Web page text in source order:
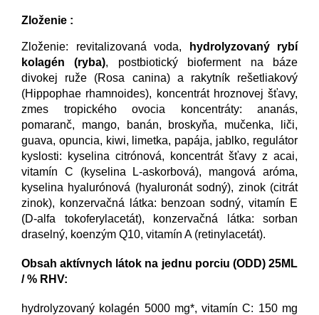
Zloženie :
Zloženie: revitalizovaná voda,
hydrolyzovaný rybí
kolagén
(ryba), postbiotický bioferment na báze
divokej ruže (Rosa canina) a rakytník rešetliakový
(Hippophae rhamnoides), koncentrát hroznovej šťavy,
zmes tropického ovocia koncentráty: ananás,
pomaranč, mango, banán, broskyňa, mučenka, liči,
guava, opuncia, kiwi, limetka, papája, jablko, regulátor
kyslosti: kyselina citrónová, koncentrát šťavy z acai,
vitamín C (kyselina L-askorbová), mangová aróma,
kyselina hyalurónová (hyaluronát sodný), zinok (citrát
zinok), konzervačná látka: benzoan sodný, vitamín E
(D-alfa tokoferylacetát), konzervačná látka: sorban
draselný, koenzým Q10, vitamín A (retinylacetát).
Obsah aktívnych látok na jednu porciu (ODD) 25ML
/ % RHV:
hydrolyzovaný kolagén 5000 mg*, vitamín C: 150 mg